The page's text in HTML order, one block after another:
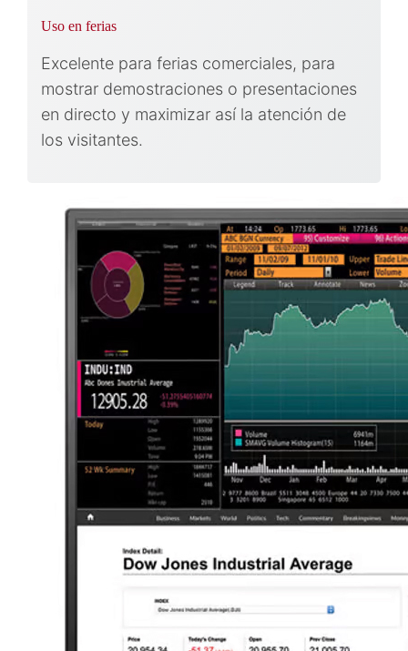
Uso en ferias
Excelente para ferias comerciales, para
mostrar demostraciones o presentaciones
en directo y maximizar así la atención de
los visitantes.